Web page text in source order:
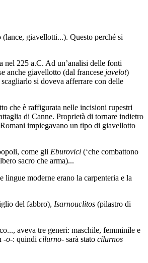
giavellotti...). Questo perché si
225 a.C. Ad un’analisi delle fonti
anche giavellotto (dal francese javelot)
scagliarlo si doveva afferrare con delle
che è raffigurata nelle incisioni rupestri
di Canne. Proprietà di tornare indietro
impiegavano un tipo di giavellotto
come gli Eburovici (‘che combattono
sacro che arma)...
moderne erano la carpenteria e la
del fabbro), Isarnouclitos (pilastro di
aveva tre generi: maschile, femminile e
-o-: quindi cilurno- sarà stato cilurnos